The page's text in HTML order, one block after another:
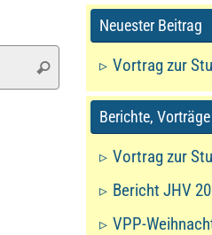
Suchen
Neuester Beitrag
Vortrag zur
Berichte,
Vortrag zur
Bericht JHV
VPP-